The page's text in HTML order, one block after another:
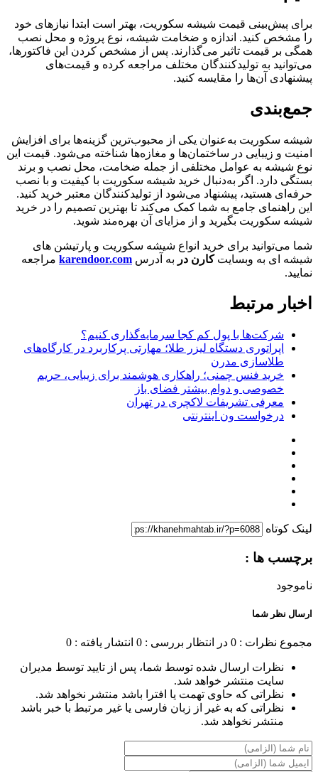
برای پیش‌بینی قیمت شیشه سکوریت، بهتر است ابتدا نیازهای خود
را مشخص کنید. اندازه و ضخامت شیشه، نوع پروژه و محل نصب
همگی بر قیمت تاثیر می‌گذارند. پس از مشخص کردن این فاکتورها،
می‌توانید به تولیدکنندگان مختلف مراجعه کرده و قیمت‌های
پیشنهادی آن‌ها را مقایسه کنید.
جمع‌بندی
شیشه سکوریت به‌عنوان یکی از محبوب‌ترین گزینه‌ها برای افزایش
امنیت و زیبایی در ساختمان‌ها و مغازه‌ها شناخته می‌شود. قیمت این
نوع شیشه به عوامل مختلفی از جمله ضخامت، محل نصب و برند
بستگی دارد. اگر به‌دنبال خرید شیشه سکوریت با کیفیت و با نصب
حرفه‌ای هستید، پیشنهاد می‌شود از تولیدکنندگان معتبر خرید کنید.
این راهنمای جامع به شما کمک می‌کند تا بهترین تصمیم را در خرید
شیشه سکوریت بگیرید و از مزایای آن بهره‌مند شوید.
شما می‌توانید برای خرید انواع شیشه سکوریت و پارتیشن های
شیشه ای به وبسایتکارن در به آدرس karendoor.com مراجعه
نمایید.
اخبار مرتبط
شرکت‌ها با پول کم کجا سرمایه‌گذاری کنیم؟
اپراتوری دستگاه لیزر طلا؛ مهارتی پرکاربرد در کارگاه‌های
طلاسازی مدرن
خرید فنس چمنی؛ راهکاری هوشمند برای زیبایی، حریم
خصوصی و دوام بیشتر فضای باز
معرفی تشریفات لاکچری در تهران
درخواست ون اینترنتی
لینک کوتاه
برچسب ها :
ناموجود
ارسال نظر شما
مجموع نظرات : 0 در انتظار بررسی : 0 انتشار یافته : 0
نظرات ارسال شده توسط شما، پس از تایید توسط مدیران
سایت منتشر خواهد شد.
نظراتی که حاوی تهمت یا افترا باشد منتشر نخواهد شد.
نظراتی که به غیر از زبان فارسی یا غیر مرتبط با خبر باشد
منتشر نخواهد شد.